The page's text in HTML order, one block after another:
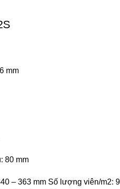
mm
80 mm
– 363 mm Số lượng viên/m2: 9